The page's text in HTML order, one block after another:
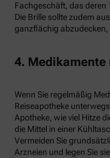
Fachgeschäft, das
Die Brille sollte zudem
ganzflächig abzudecken,
4. Medikamente
Wenn Sie regelmäßig
Reiseapotheke
Apotheke, wie viel Hitze
die Mittel in einer
Vermeiden Sie
Arzneien und legen Sie